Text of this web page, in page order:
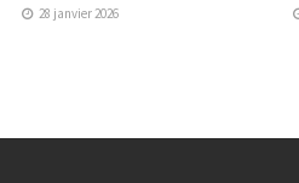
28 janvier 2026